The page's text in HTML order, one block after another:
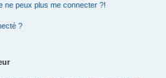
ne peux plus me connecter ?!
?